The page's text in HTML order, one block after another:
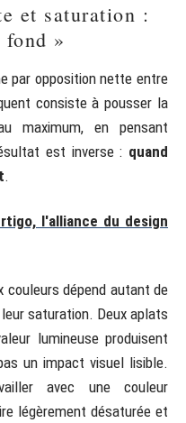
et saturation :
»
par opposition nette entre
consiste à pousser la
maximum, en pensant
est inverse : quand
.
l'alliance du design
dépend autant de
saturation. Deux aplats
lumineuse produisent
un impact visuel lisible.
avec une couleur
légèrement désaturée et